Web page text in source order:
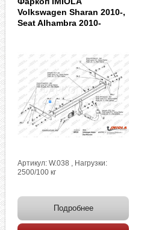
Volkswagen Sharan 2010-,
Seat Alhambra 2010-
Артикул: W.038 , Нагрузки:
2500/100 кг
Подробнее